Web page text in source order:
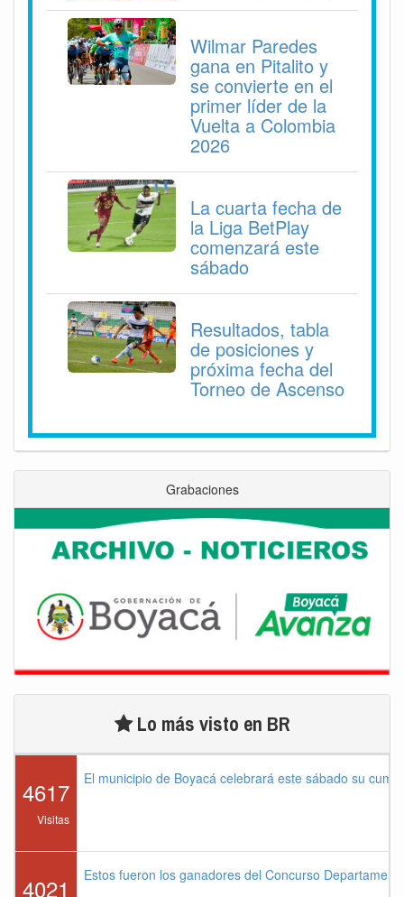
Wilmar Paredes
gana en Pitalito y
se convierte en el
primer líder de la
Vuelta a Colombia
2026
La cuarta fecha de
la Liga BetPlay
comenzará este
sábado
Resultados, tabla
de posiciones y
próxima fecha del
Torneo de Ascenso
Grabaciones
Lo más visto en BR
4617
Visitas
El municipio de Boyacá celebrará este sábado su
4021 Estos fueron los ganadores del Concurso